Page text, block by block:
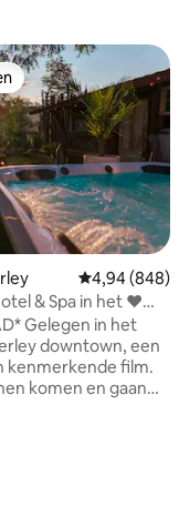
Gemiddelde
4,94 (848)
& Spa in het ❤️
Gelegen in het
downtown, een
kenmerkende film.
komen en gaan